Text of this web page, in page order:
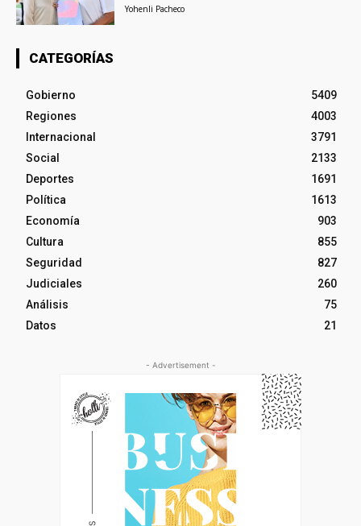
Yohenli Pacheco
CATEGORÍAS
Gobierno
5409
Regiones
4003
Internacional
3791
Social
2133
Deportes
1691
Política
1613
Economía
903
Cultura
855
Seguridad
827
Judiciales
260
Análisis
75
Datos
21
- Advertisement -